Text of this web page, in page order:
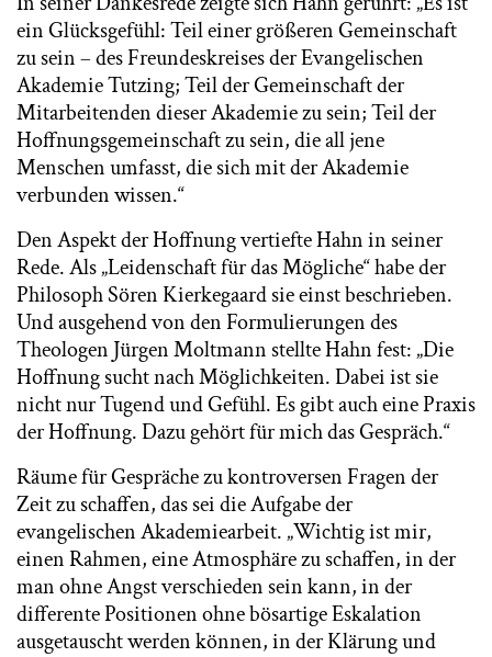
ein Glücksgefühl: Teil einer größeren Gemeinschaft
zu sein – des Freundeskreises der Evangelischen
Akademie Tutzing; Teil der Gemeinschaft der
Mitarbeitenden dieser Akademie zu sein; Teil der
Hoffnungsgemeinschaft zu sein, die all jene
Menschen umfasst, die sich mit der Akademie
verbunden wissen.“
Den Aspekt der Hoffnung vertiefte Hahn in seiner
Rede. Als „Leidenschaft für das Mögliche“ habe der
Philosoph Sören Kierkegaard sie einst beschrieben.
Und ausgehend von den Formulierungen des
Theologen Jürgen Moltmann stellte Hahn fest: „Die
Hoffnung sucht nach Möglichkeiten. Dabei ist sie
nicht nur Tugend und Gefühl. Es gibt auch eine Praxis
der Hoffnung. Dazu gehört für mich das Gespräch.“
Räume für Gespräche zu kontroversen Fragen der
Zeit zu schaffen, das sei die Aufgabe der
evangelischen Akademiearbeit. „Wichtig ist mir,
einen Rahmen, eine Atmosphäre zu schaffen, in der
man ohne Angst verschieden sein kann, in der
differente Positionen ohne bösartige Eskalation
ausgetauscht werden können, in der Klärung und